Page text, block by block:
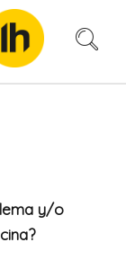
y/o